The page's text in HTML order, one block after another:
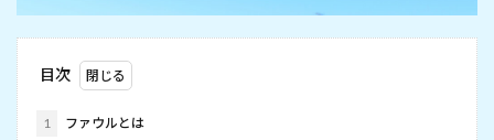
目次
1 ファウルとは